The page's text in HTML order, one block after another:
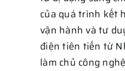
của quá trình kết
vận hành và tư
điện tiên tiến từ
làm chủ công